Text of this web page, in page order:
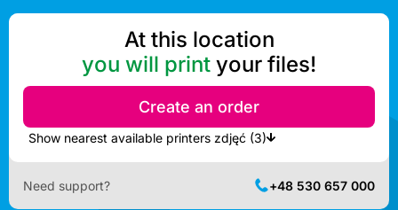
At this location
you will print your files!
Create an order
Show nearest available printers zdjęć (3)
Need support? +48 530 657 000